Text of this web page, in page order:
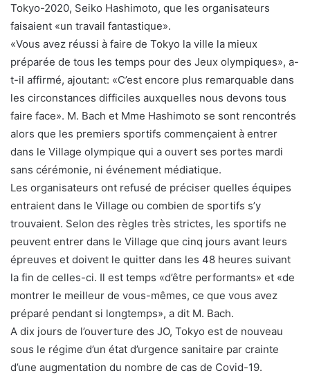
Tokyo-2020, Seiko Hashimoto, que les organisateurs
faisaient «un travail fantastique».
«Vous avez réussi à faire de Tokyo la ville la mieux
préparée de tous les temps pour des Jeux olympiques», a-
t-il affirmé, ajoutant: «C’est encore plus remarquable dans
les circonstances difficiles auxquelles nous devons tous
faire face». M. Bach et Mme Hashimoto se sont rencontrés
alors que les premiers sportifs commençaient à entrer
dans le Village olympique qui a ouvert ses portes mardi
sans cérémonie, ni événement médiatique.
Les organisateurs ont refusé de préciser quelles équipes
entraient dans le Village ou combien de sportifs s’y
trouvaient. Selon des règles très strictes, les sportifs ne
peuvent entrer dans le Village que cinq jours avant leurs
épreuves et doivent le quitter dans les 48 heures suivant
la fin de celles-ci. Il est temps «d’être performants» et «de
montrer le meilleur de vous-mêmes, ce que vous avez
préparé pendant si longtemps», a dit M. Bach.
A dix jours de l’ouverture des JO, Tokyo est de nouveau
sous le régime d’un état d’urgence sanitaire par crainte
d’une augmentation du nombre de cas de Covid-19.